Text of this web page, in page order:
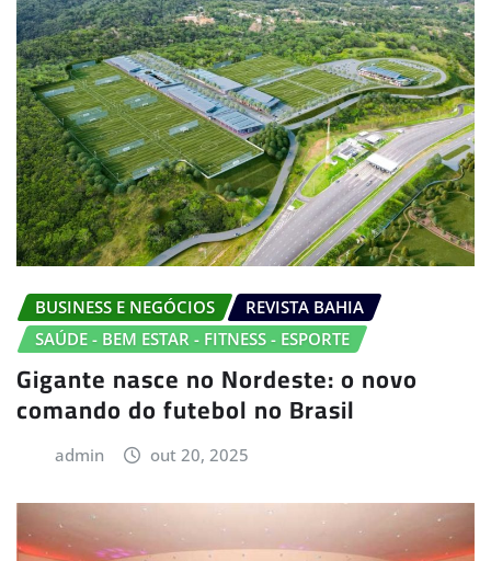
BUSINESS E NEGÓCIOS
REVISTA BAHIA
SAÚDE - BEM ESTAR - FITNESS - ESPORTE
Gigante nasce no Nordeste: o novo
comando do futebol no Brasil
admin out 20, 2025